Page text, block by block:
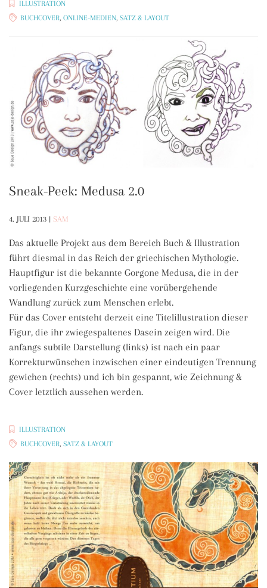
ILLUSTRATION
BUCHCOVER, ONLINE-MEDIEN, SATZ & LAYOUT
Sneak-Peek: Medusa 2.0
4. JULI 2013 | SAM
Das aktuelle Projekt aus dem Bereich Buch & Illustration
führt diesmal in das Reich der griechischen Mythologie.
Hauptfigur ist die bekannte Gorgone Medusa, die in der
vorliegenden Kurzgeschichte eine vorübergehende
Wandlung zurück zum Menschen erlebt.
Für das Cover entsteht derzeit eine Titelillustration dieser
Figur, die ihr zwiegespaltenes Dasein zeigen wird. Die
anfangs subtile Darstellung (links) ist nach ein paar
Korrekturwünschen inzwischen einer eindeutigen Trennung
gewichen (rechts) und ich bin gespannt, wie Zeichnung &
Cover letztlich aussehen werden.
ILLUSTRATION
BUCHCOVER, SATZ & LAYOUT